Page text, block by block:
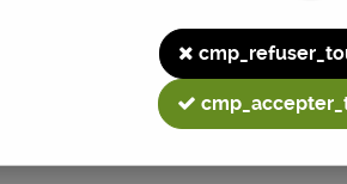
MODELO